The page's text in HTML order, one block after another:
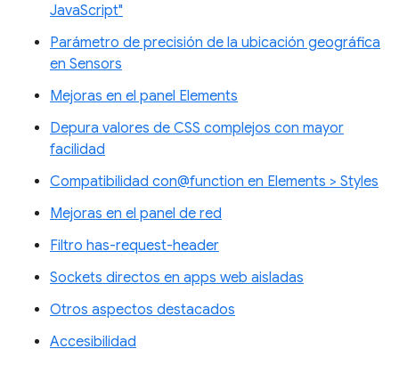
JavaScript"
Parámetro de precisión de la ubicación geográfica
en Sensors
Mejoras en el panel Elements
Depura valores de CSS complejos con mayor
facilidad
Compatibilidad con@function en Elements > Styles
Mejoras en el panel de red
Filtro has-request-header
Sockets directos en apps web aisladas
Otros aspectos destacados
Accesibilidad